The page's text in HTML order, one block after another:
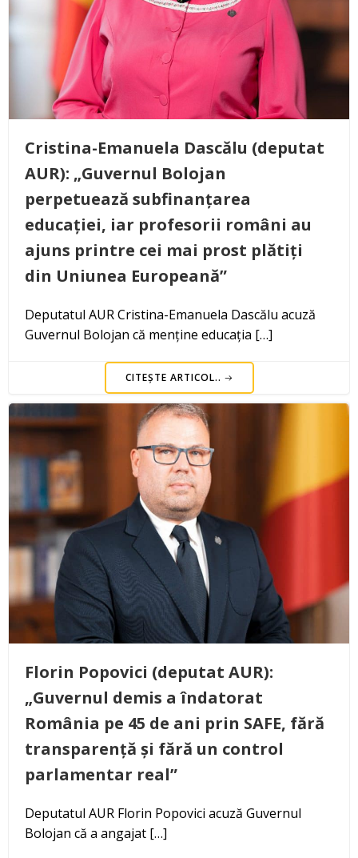
Cristina-Emanuela Dascălu (deputat
AUR): „Guvernul Bolojan
perpetuează subfinanțarea
educației, iar profesorii români au
ajuns printre cei mai prost plătiți
din Uniunea Europeană”
Deputatul AUR Cristina-Emanuela Dascălu acuză
Guvernul Bolojan că menține educația […]
CITEȘTE ARTICOL..
Florin Popovici (deputat AUR):
„Guvernul demis a îndatorat
România pe 45 de ani prin SAFE, fără
transparență și fără un control
parlamentar real”
Deputatul AUR Florin Popovici acuză Guvernul
Bolojan că a angajat […]